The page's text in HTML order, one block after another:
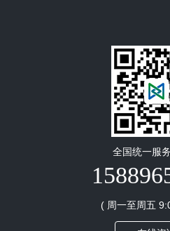
全国统一服
( 周一至周五